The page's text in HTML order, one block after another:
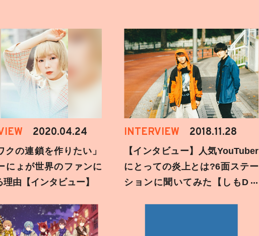
2020.04.24
クの連鎖を作りたい」
にょが世界のファンに
由【インタビュー】
INTERVIEW 2018.11.28
【インタビュー】人気YouTuber
にとっての炎上とは?6面ステー
ションに聞いてみた【しもD遅